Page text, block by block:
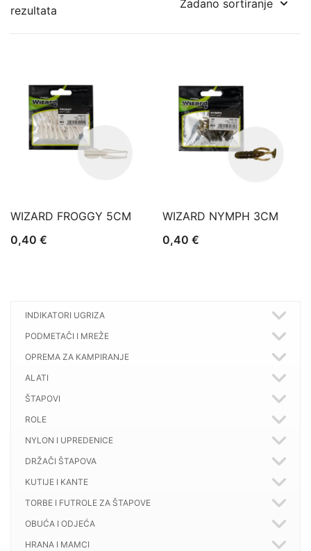
rezultata
WIZARD FROGGY 5CM
0,40 €
WIZARD NYMPH 3CM
0,40 €
INDIKATORI UGRIZA
PODMETAČI I MREŽE
OPREMA ZA KAMPIRANJE
ALATI
ŠTAPOVI
ROLE
NYLON I UPREDENICE
DRŽAČI ŠTAPOVA
KUTIJE I KANTE
TORBE I FUTROLE ZA ŠTAPOVE
OBUĆA I ODJEĆA
HRANA I MAMCI